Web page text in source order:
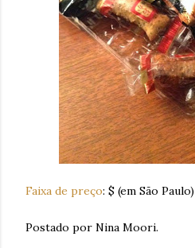
Faixa de preço: $ (em São Paulo)
Postado por Nina Moori.